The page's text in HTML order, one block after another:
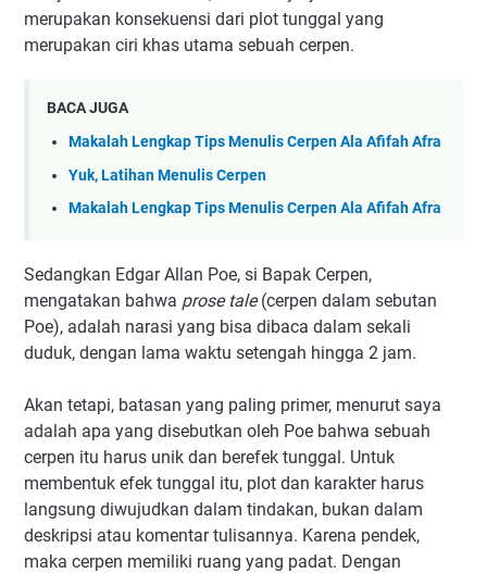
merupakan konsekuensi dari plot tunggal yang
merupakan ciri khas utama sebuah cerpen.
BACA JUGA
Makalah Lengkap Tips Menulis Cerpen Ala Afifah Afra
Yuk, Latihan Menulis Cerpen
Makalah Lengkap Tips Menulis Cerpen Ala Afifah Afra
Sedangkan Edgar Allan Poe, si Bapak Cerpen,
mengatakan bahwa prose tale(cerpen dalam sebutan
Poe), adalah narasi yang bisa dibaca dalam sekali
duduk, dengan lama waktu setengah hingga 2 jam.
Akan tetapi, batasan yang paling primer, menurut saya
adalah apa yang disebutkan oleh Poe bahwa sebuah
cerpen itu harus unik dan berefek tunggal. Untuk
membentuk efek tunggal itu, plot dan karakter harus
langsung diwujudkan dalam tindakan, bukan dalam
deskripsi atau komentar tulisannya. Karena pendek,
maka cerpen memiliki ruang yang padat. Dengan